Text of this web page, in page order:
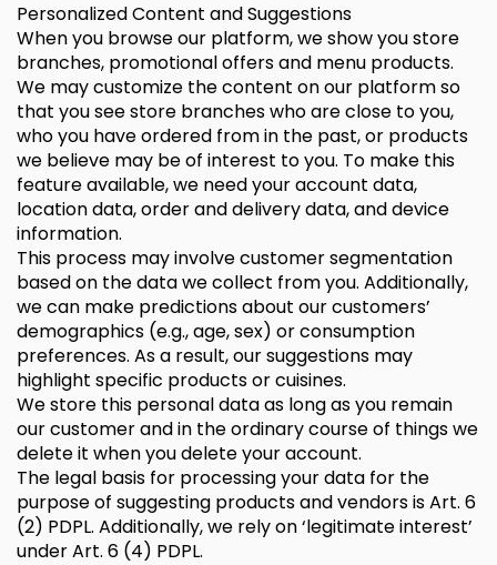
Personalized Content and Suggestions
When you browse our platform, we show you store
branches, promotional offers and menu products.
We may customize the content on our platform so
that you see store branches who are close to you,
who you have ordered from in the past, or products
we believe may be of interest to you. To make this
feature available, we need your account data,
location data, order and delivery data, and device
information.
This process may involve customer segmentation
based on the data we collect from you. Additionally,
we can make predictions about our customers’
demographics (e.g., age, sex) or consumption
preferences. As a result, our suggestions may
highlight specific products or cuisines.
We store this personal data as long as you remain
our customer and in the ordinary course of things we
delete it when you delete your account.
The legal basis for processing your data for the
purpose of suggesting products and vendors is Art. 6
(2) PDPL. Additionally, we rely on ‘legitimate interest’
under Art. 6 (4) PDPL.